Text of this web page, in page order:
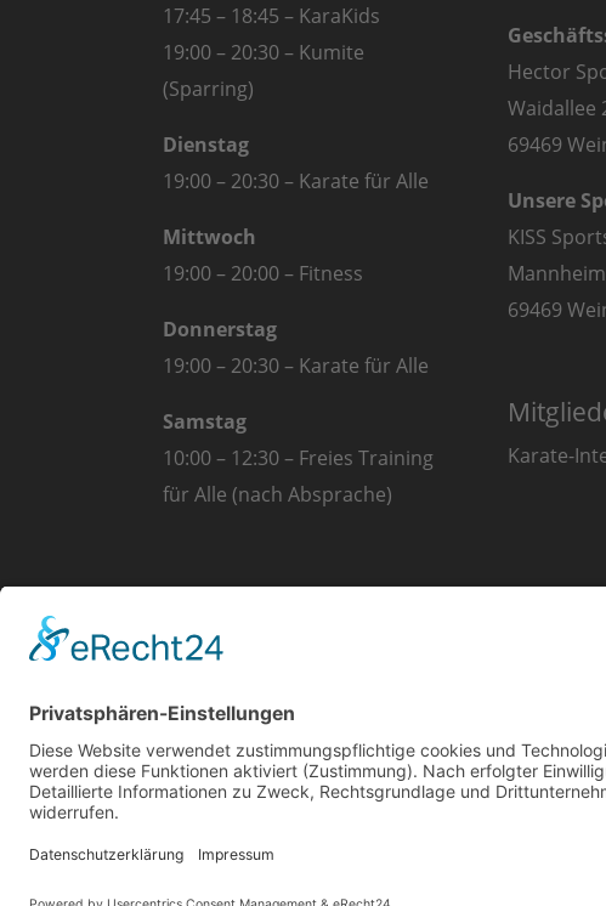
17:45 – 18:45 – KaraKids
19:00 – 20:30 – Kumite
(Sparring)
Dienstag
19:00 – 20:30 – Karate für Alle
Mittwoch
19:00 – 20:00 – Fitness
Donnerstag
19:00 – 20:30 – Karate für Alle
Samstag
10:00 – 12:30 – Freies Training
für Alle (nach Absprache)
Hector
Waidallee
69469
Unsere
KISS
69469
Karate-